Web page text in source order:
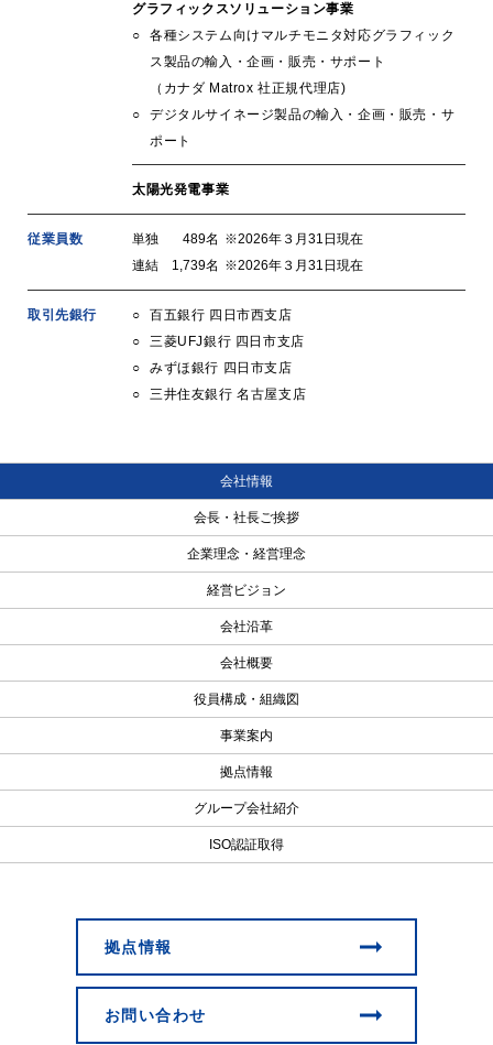
グラフィックスソリューション事業
各種システム向けマルチモニタ対応グラフィック
ス製品の輸入・企画・販売・サポート
（カナダ Matrox 社正規代理店)
デジタルサイネージ製品の輸入・企画・販売・サ
ポート
太陽光発電事業
従業員数 単独 489名 ※2026年３月31日現在
連結
1,739名 ※2026年３月31日現在
取引先銀行
百五銀行 四日市西支店
三菱UFJ銀行 四日市支店
みずほ銀行 四日市支店
三井住友銀行 名古屋支店
会社情報
会長・社長ご挨拶
企業理念・経営理念
経営ビジョン
会社沿革
会社概要
役員構成・組織図
事業案内
拠点情報
グループ会社紹介
ISO認証取得
拠点情報
お問い合わせ